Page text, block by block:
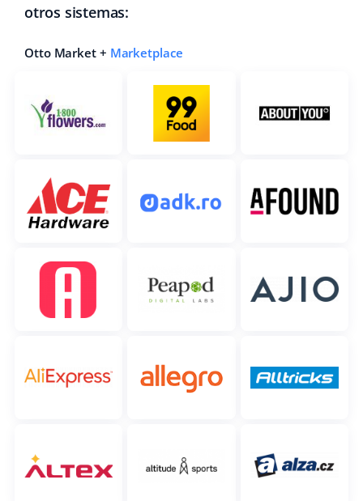
otros sistemas:
Otto Market + Marketplace